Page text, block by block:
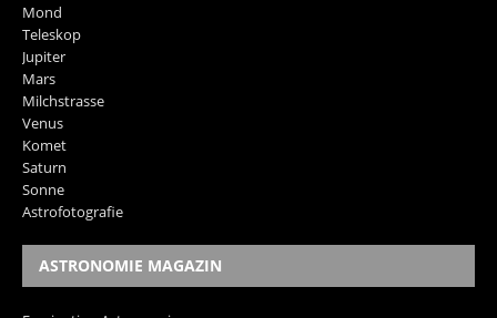
Mond
Teleskop
Jupiter
Mars
Milchstrasse
Venus
Komet
Saturn
Sonne
Astrofotografie
ASTRONOMIE MAGAZIN